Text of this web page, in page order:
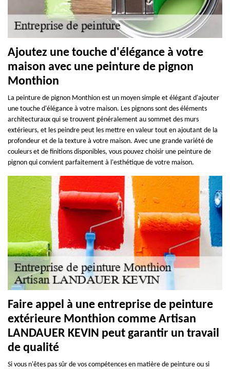
Ajoutez une touche d'élégance à votre
maison avec une peinture de pignon
Monthion
La peinture de pignon Monthion est un moyen simple et élégant d'ajouter
une touche d'élégance à votre maison. Les pignons sont des éléments
architecturaux qui se trouvent généralement au sommet des murs
extérieurs, et les peindre peut les mettre en valeur tout en ajoutant de la
profondeur et de la texture à votre maison. Avec une grande variété de
couleurs et de finitions disponibles, vous pouvez choisir une peinture de
pignon qui convient parfaitement à l'esthétique de votre maison.
Faire appel à une entreprise de peinture
extérieure Monthion comme Artisan
LANDAUER KEVIN peut garantir un travail
de qualité
Si vous n'êtes pas sûr de vos compétences en matière de peinture ou si